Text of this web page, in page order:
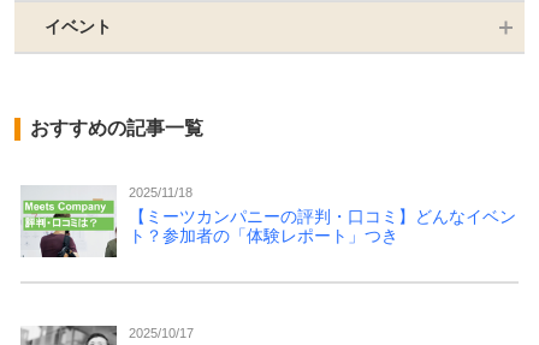
イベント
おすすめの記事一覧
2025/11/18
【ミーツカンパニーの評判・口コミ】どんなイベン
ト？参加者の「体験レポート」つき
2025/10/17